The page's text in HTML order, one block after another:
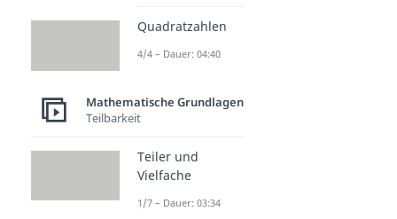
Quadratzahlen
4/4 – Dauer: 04:40
Mathematische Grundlagen
Teilbarkeit
Teiler und
Vielfache
1/7 – Dauer: 03:34